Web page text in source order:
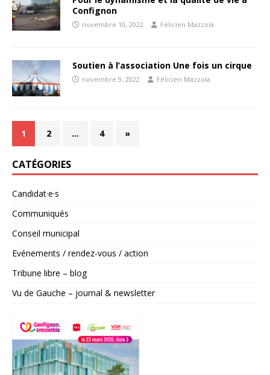
Confignon
novembre 10, 2022 Félicien Mazzola
Soutien à l’association Une fois un cirque
novembre 9, 2022 Félicien Mazzola
1 2 … 4 »
CATÉGORIES
Candidat·e·s
Communiqués
Conseil municipal
Evénements / rendez-vous / action
Tribune libre – blog
Vu de Gauche – journal & newsletter